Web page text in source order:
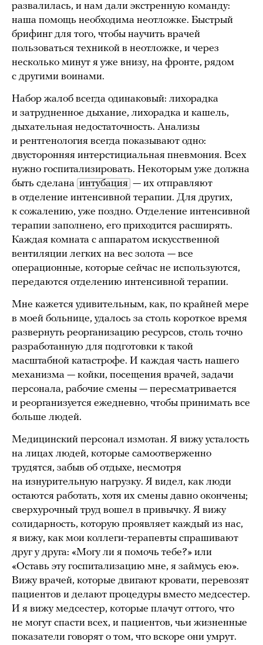
развалилась, и нам дали экстренную команду:
наша помощь необходима неотложке. Быстрый
брифинг для того, чтобы научить врачей
пользоваться техникой в неотложке, и через
несколько минут я уже внизу, на фронте, рядом
с другими воинами.
Набор жалоб всегда одинаковый: лихорадка
и затрудненное дыхание, лихорадка и кашель,
дыхательная недостаточность. Анализы
и рентгенология всегда показывают одно:
двусторонняя интерстициальная пневмония. Всех
нужно госпитализировать. Некоторым уже должна
быть сделана интубация — их отправляют
в отделение интенсивной терапии. Для других,
к сожалению, уже поздно. Отделение интенсивной
терапии заполнено, его приходится расширять.
Каждая комната с аппаратом искусственной
вентиляции легких на вес золота — все
операционные, которые сейчас не используются,
передаются отделению интенсивной терапии.
Мне кажется удивительным, как, по крайней мере
в моей больнице, удалось за столь короткое время
развернуть реорганизацию ресурсов, столь точно
разработанную для подготовки к такой
масштабной катастрофе. И каждая часть нашего
механизма — койки, посещения врачей, задачи
персонала, рабочие смены — пересматривается
и реорганизуется ежедневно, чтобы принимать все
больше людей.
Медицинский персонал измотан. Я вижу усталость
на лицах людей, которые самоотверженно
трудятся, забыв об отдыхе, несмотря
на изнурительную нагрузку. Я видел, как люди
остаются работать, хотя их смены давно окончены;
сверхурочный труд вошел в привычку. Я вижу
солидарность, которую проявляет каждый из нас,
я вижу, как мои коллеги-терапевты спрашивают
друг у друга: «Могу ли я помочь тебе?» или
«Оставь эту госпитализацию мне, я займусь ею».
Вижу врачей, которые двигают кровати, перевозят
пациентов и делают процедуры вместо медсестер.
И я вижу медсестер, которые плачут оттого, что
не могут спасти всех, и пациентов, чьи жизненные
показатели говорят о том, что вскоре они умрут.